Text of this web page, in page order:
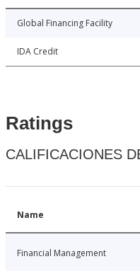
Global Financing Facility
IDA Credit
Ratings
CALIFICACIONES
Name
Financial Management